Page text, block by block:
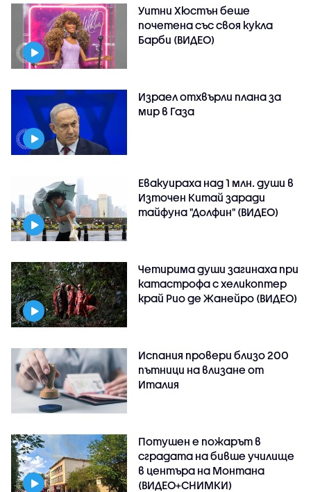
Уитни Хюстън беше
почетена със своя кукла
Барби (ВИДЕО)
Израел отхвърли плана за
мир в Газа
Евакуираха над 1 млн. души в
Източен Китай заради
тайфуна "Долфин" (ВИДЕО)
Четирима души загинаха при
катастрофа с хеликоптер
край Рио де Жанейро (ВИДЕО)
Испания провери близо 200
пътници на влизане от
Италия
Потушен е пожарът в
сградата на бивше училище
в центъра на Монтана
(ВИДЕО+СНИМКИ)